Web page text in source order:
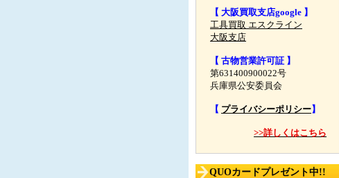
【 大阪買取支店google 】
工具買取 エスクライン
大阪支店
【 古物営業許可証 】
第631400900022号
兵庫県公安委員会
【 プライバシーポリシー】
>>詳しくはこちら
QUOカードプレゼント中!!